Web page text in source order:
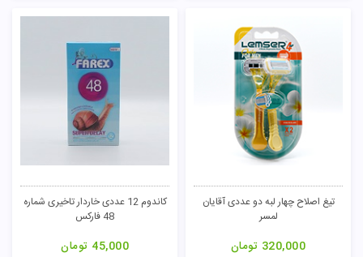
تیغ اصلاح چهار لبه دو عددی آقایان
لمسر
320,000 تومان
کاندوم 12 عددی خاردار تاخیری شماره
48 فارکس
45,000 تومان
تومان